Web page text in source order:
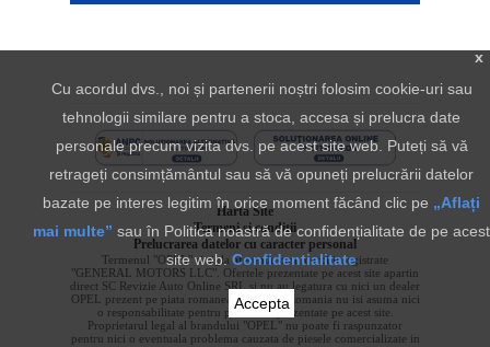
Harta Site
Termeni si conditii
Prelucrarea datelor cu caracter personal
Termenul "OPEL" si sigla aferenta sunt marci inregistrate
"GENERAL MOTORS LLC". Ofertele prezentate pe acest site apartin
direct SC Revizie Auto Online SRL si nu au legatura cu nici un dealer
OPEL prezent pe piata romaneasca. OPEL Romania nu isi asuma nici
o responsabilitate pentru produsele prezentate pe acest site.
Proprietarul legal al brandului "OPEL" nu poate fi raspunzator
pentru nici o eventuala problema cauzata de piesele comercializate in
x
Cu acordul dvs., noi și partenerii noștri folosim cookie-uri sau
tehnologii similare pentru a stoca, accesa și prelucra date
personale precum vizita dvs. pe acest site web. Puteți să vă
retrageți consimțământul sau să vă opuneți prelucrării datelor
bazate pe interes legitim în orice moment făcând clic pe „Aflați
mai multe” sau în Politica noastră de confidențialitate de pe acest
site web.Confidentialitate
Accepta